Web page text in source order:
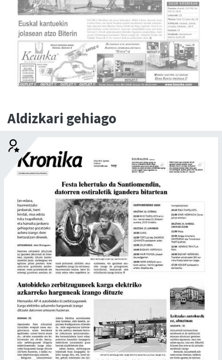
Aldizkari gehiago